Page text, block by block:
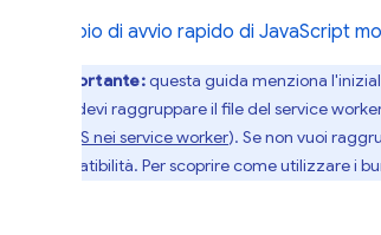
L'esempio di avvio rapido di JavaScript
Importante:questa guida menziona
worker, devi raggruppare il file del service
Moduli ES nei service worker). Se non vuoi
di compatibilità. Per scoprire come utilizzare i